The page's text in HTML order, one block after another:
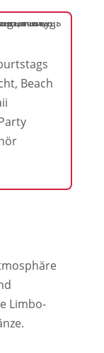
Beach
Limbo-